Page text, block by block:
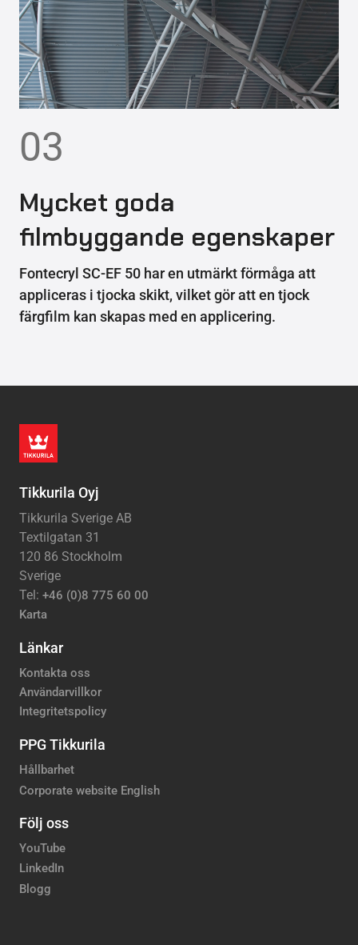
03
Mycket goda
filmbyggande egenskaper
Fontecryl SC-EF 50 har en utmärkt förmåga att
appliceras i tjocka skikt, vilket gör att en tjock
färgfilm kan skapas med en applicering.
Tikkurila Oyj
Tikkurila Sverige AB
Textilgatan 31
120 86 Stockholm
Sverige
Tel: +46 (0)8 775 60 00
Karta
Länkar
Kontakta oss
Användarvillkor
Integritetspolicy
PPG Tikkurila
Hållbarhet
Corporate website English
Följ oss
YouTube
LinkedIn
Blogg